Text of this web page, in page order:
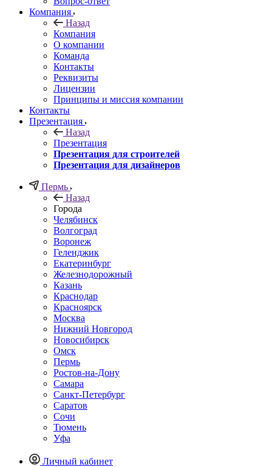
Компания
Назад
Компания
О компании
Команда
Контакты
Реквизиты
Лицензии
Принципы и миссия компании
Контакты
Презентация
Назад
Презентация
Презентация для строителей
Презентация для дизайнеров
Пермь
Назад
Города
Челябинск
Волгоград
Воронеж
Геленджик
Екатеринбург
Железнодорожный
Казань
Краснодар
Красноярск
Москва
Нижний Новгород
Новосибирск
Омск
Пермь
Ростов-на-Дону
Самара
Санкт-Петербург
Саратов
Сочи
Тюмень
Уфа
Личный кабинет